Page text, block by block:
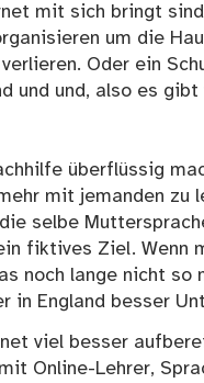
mit sich bringt
um die
Oder ein
und und, also es
überflüssig
mit jemanden
selbe
fiktives Ziel. Wenn
noch lange nicht so
in England besser
viel besser
Online-Lehrer,